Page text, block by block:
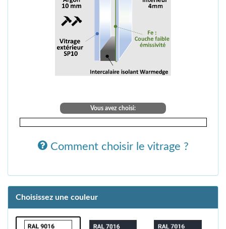
Vous avez choisi:
Comment choisir le vitrage ?
Choisissez une couleur